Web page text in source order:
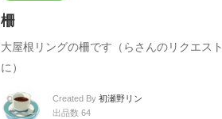
柵
大屋根リングの柵です（らさんのリクエスト
に）
Created By 初瀬野リン
出品数 64